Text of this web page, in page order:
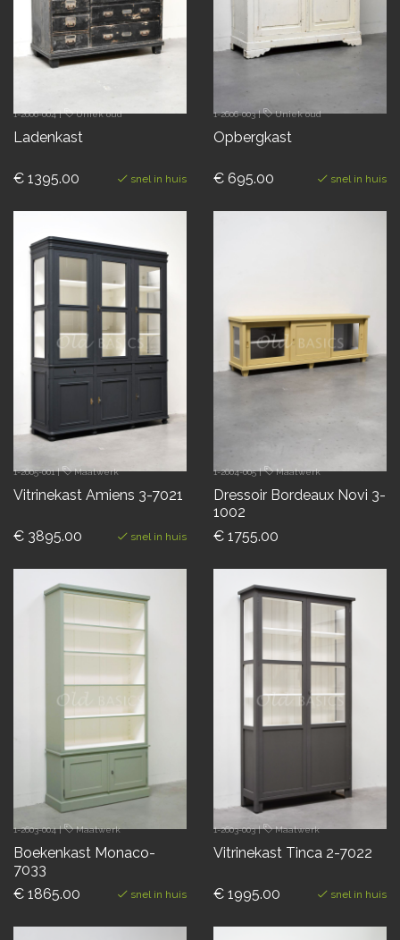
1-2606-004| Uniek oud
Ladenkast
€ 1395.00 snel in huis
1-2606-003| Uniek oud
Opbergkast
€ 695.00 snel in huis
1-2605-001| Maatwerk
Vitrinekast Amiens 3-7021
€ 3895.00 snel in huis
1-2604-005| Maatwerk
Dressoir Bordeaux Novi 3-
1002
€ 1755.00
1-2603-004| Maatwerk
Boekenkast Monaco-
7033
€ 1865.00
snel in huis
1-2603-003| Maatwerk
Vitrinekast Tinca 2-7022
€ 1995.00 snel in huis